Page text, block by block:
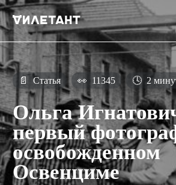
📄 Статья 👀 11345 🕓 2
Ольга
первый
освобожденном
Освенциме